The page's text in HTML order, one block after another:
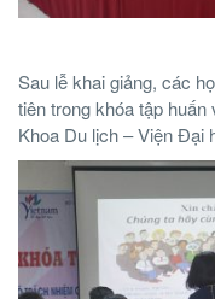
Sau lễ khai giảng, các
tiên trong khóa tập
Khoa Du lịch – Viện Đại